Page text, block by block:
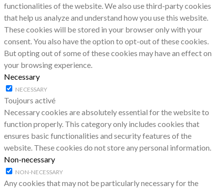
functionalities of the website. We also use third-party cookies
that help us analyze and understand how you use this website.
These cookies will be stored in your browser only with your
consent. You also have the option to opt-out of these cookies.
But opting out of some of these cookies may have an effect on
your browsing experience.
Necessary
NECESSARY
Toujours activé
Necessary cookies are absolutely essential for the website to
function properly. This category only includes cookies that
ensures basic functionalities and security features of the
website. These cookies do not store any personal information.
Non-necessary
NON-NECESSARY
Any cookies that may not be particularly necessary for the